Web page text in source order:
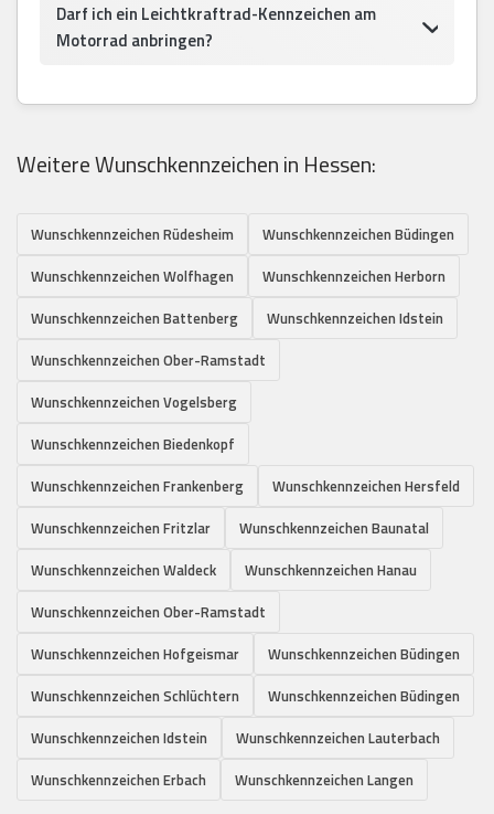
Darf ich ein Leichtkraftrad-Kennzeichen am
Motorrad anbringen?
Weitere Wunschkennzeichen in Hessen:
Wunschkennzeichen Rüdesheim
Wunschkennzeichen Büdingen
Wunschkennzeichen Wolfhagen
Wunschkennzeichen Herborn
Wunschkennzeichen Battenberg
Wunschkennzeichen Idstein
Wunschkennzeichen Ober-Ramstadt
Wunschkennzeichen Vogelsberg
Wunschkennzeichen Biedenkopf
Wunschkennzeichen Frankenberg
Wunschkennzeichen Hersfeld
Wunschkennzeichen Fritzlar
Wunschkennzeichen Baunatal
Wunschkennzeichen Waldeck
Wunschkennzeichen Hanau
Wunschkennzeichen Ober-Ramstadt
Wunschkennzeichen Hofgeismar
Wunschkennzeichen Büdingen
Wunschkennzeichen Schlüchtern
Wunschkennzeichen Büdingen
Wunschkennzeichen Idstein
Wunschkennzeichen Lauterbach
Wunschkennzeichen Erbach
Wunschkennzeichen Langen